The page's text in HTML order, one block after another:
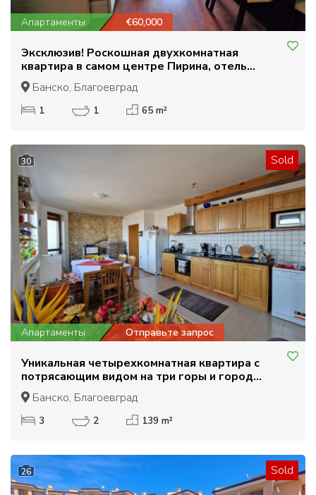
Апартаменты €60,000
Эксклюзив! Роскошная двухкомнатная
квартира в самом центре Пирина, отель
Regnum 5✱
Банско, Благоевград
1 1 65 m²
30 Sold
Апартаменты Отправьте запрос
Уникальная четырехкомнатная квартира с
потрясающим видом на три горы и город
Банско
Банско, Благоевград
3 2 139 m²
26 Sold